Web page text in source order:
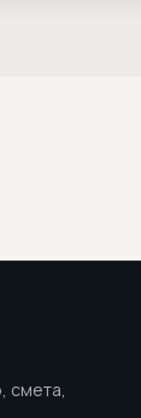
смета,